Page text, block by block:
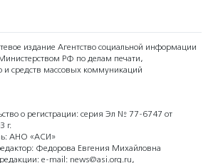
издание Агентство социальной информации
РФ по делам печати,
средств массовых коммуникаций
о регистрации: серия Эл № 77-6747 от
г.
АНО «АСИ»
Федорова Евгения Михайловна
e-mail: news@asi.org.ru,